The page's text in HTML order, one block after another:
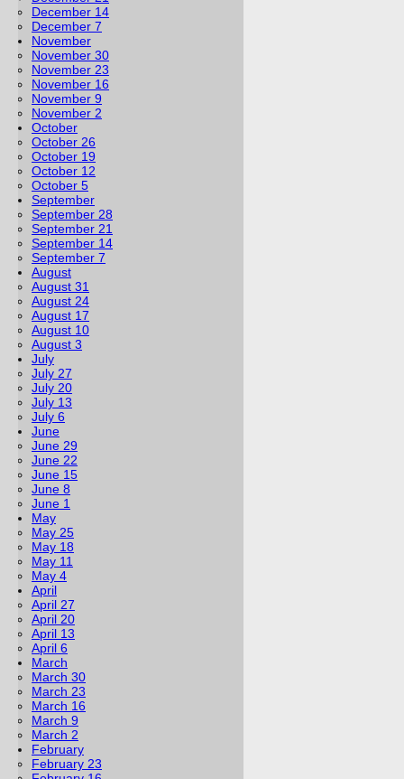
December 14
December 7
November
November 30
November 23
November 16
November 9
November 2
October
October 26
October 19
October 12
October 5
September
September 28
September 21
September 14
September 7
August
August 31
August 24
August 17
August 10
August 3
July
July 27
July 20
July 13
July 6
June
June 29
June 22
June 15
June 8
June 1
May
May 25
May 18
May 11
May 4
April
April 27
April 20
April 13
April 6
March
March 30
March 23
March 16
March 9
March 2
February
February 23